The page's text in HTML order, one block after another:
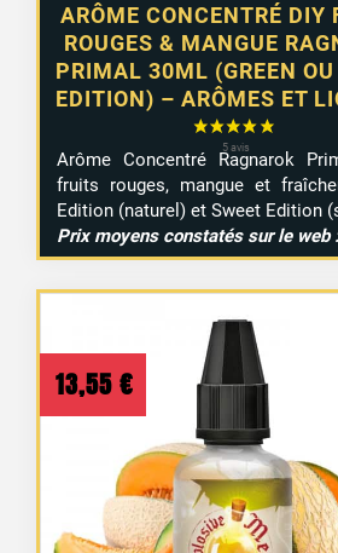
ARÔME CONCENTRÉ DIY
ROUGES & MANGUE
PRIMAL 30ML (GREEN OU
EDITION) – ARÔMES ET
Arôme Concentré Ragnarok
fruits rouges, mangue et
Edition (naturel) et Sweet Edition
Prix moyens constatés sur le web
13,55 €